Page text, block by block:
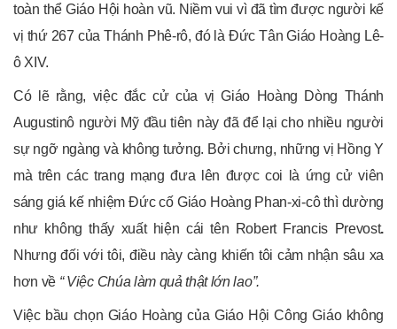
toàn thể Giáo Hội hoàn vũ. Niềm vui vì đã tìm được người kế
vị thứ 267 của Thánh Phê-rô, đó là Đức Tân Giáo Hoàng Lê-
ô XIV.
Có lẽ rằng, việc đắc cử của vị Giáo Hoàng Dòng Thánh
Augustinô người Mỹ đầu tiên này đã để lại cho nhiều người
sự ngỡ ngàng và không tưởng. Bởi chưng, những vị Hồng Y
mà trên các trang mạng đưa lên được coi là ứng cử viên
sáng giá kế nhiệm Đức cố Giáo Hoàng Phan-xi-cô thì dường
như không thấy xuất hiện cái tên Robert Francis Prevost.
Nhưng đối với tôi, điều này càng khiến tôi cảm nhận sâu xa
hơn về “ Việc Chúa làm quả thật lớn lao”.
Việc bầu chọn Giáo Hoàng của Giáo Hội Công Giáo không